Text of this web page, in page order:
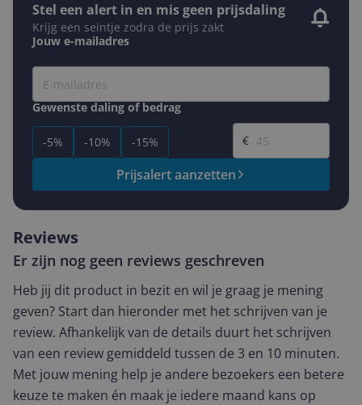
Stel een alert in en mis geen prijsdaling
Krijg een seintje zodra de prijs zakt
Jouw e-mailadres
Gewenste daling of bedrag
-5% -10% -15%
Gewenste prijs
€
Prijsalert aanzetten
Reviews
Er zijn nog geen reviews geschreven
Heb jij dit product in bezit en wil je graag je mening
geven? Start dan hieronder met het schrijven van je
review. Afhankelijk van de details duurt het schrijven
van een review gemiddeld tussen de 3 en 10 minuten.
Met jouw mening help je andere bezoekers een betere
keuze te maken én maak je iedere maand kans op